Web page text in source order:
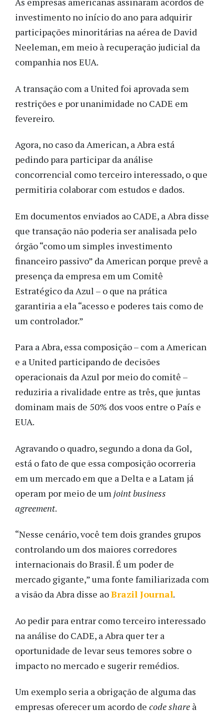
investimento no início do ano para adquirir
participações minoritárias na aérea de David
Neeleman, em meio à recuperação judicial da
companhia nos EUA.
A transação com a United foi aprovada sem
restrições e por unanimidade no CADE em
fevereiro.
Agora, no caso da American, a Abra está
pedindo para participar da análise
concorrencial como terceiro interessado, o que
permitiria colaborar com estudos e dados.
Em documentos enviados ao CADE, a Abra disse
que transação não poderia ser analisada pelo
órgão “como um simples investimento
financeiro passivo” da American porque prevê a
presença da empresa em um Comitê
Estratégico da Azul – o que na prática
garantiria a ela “acesso e poderes tais como de
um controlador.”
Para a Abra, essa composição – com a American
e a United participando de decisões
operacionais da Azul por meio do comitê –
reduziria a rivalidade entre as três, que juntas
dominam mais de 50% dos voos entre o País e
EUA.
Agravando o quadro, segundo a dona da Gol,
está o fato de que essa composição ocorreria
em um mercado em que a Delta e a Latam já
operam por meio de umjoint business
agreement.
“Nesse cenário, você tem dois grandes grupos
controlando um dos maiores corredores
internacionais do Brasil. É um poder de
mercado gigante,” uma fonte familiarizada com
a visão da Abra disse aoBrazil Journal.
Ao pedir para entrar como terceiro interessado
na análise do CADE, a Abra quer ter a
oportunidade de levar seus temores sobre o
impacto no mercado e sugerir remédios.
Um exemplo seria a obrigação de alguma das
empresas oferecer um acordo de code share à